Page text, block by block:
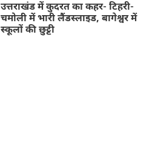
उत्तराखंड में कुदरत का कहर- टिहरी-
चमोली में भारी लैंडस्लाइड, बागेश्वर में
स्कूलों की छुट्टी